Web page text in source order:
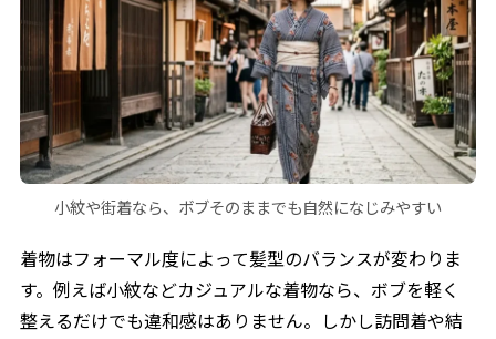
小紋や街着なら、ボブそのままでも自然になじみやすい
着物はフォーマル度によって髪型のバランスが変わりま
す。例えば小紋などカジュアルな着物なら、ボブを軽く
整えるだけでも違和感はありません。しかし訪問着や結